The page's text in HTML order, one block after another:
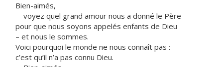
Bien-aimés,
voyez quel grand amour nous a donné le Père
pour que nous soyons appelés enfants de Dieu
– et nous le sommes.
Voici pourquoi le monde ne nous connaît pas :
c’est qu’il n’a pas connu Dieu.